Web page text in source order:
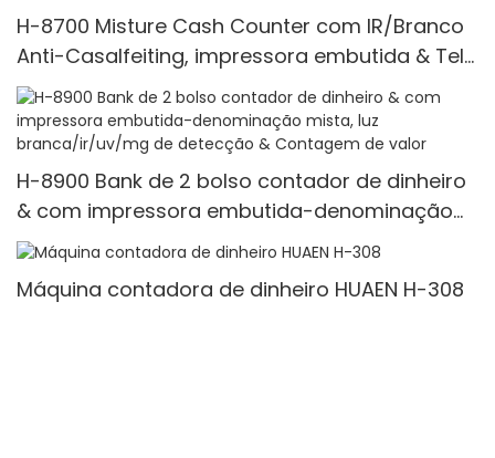
H-8700 Misture Cash Counter com IR/Branco
Anti-Casalfeiting, impressora embutida & Tela
de 3,5 "TFT
H-8900 Bank de 2 bolso contador de dinheiro
& com impressora embutida-denominação
mista, luz branca/ir/uv/mg de detecção &
Contagem de valor
Máquina contadora de dinheiro HUAEN H-308